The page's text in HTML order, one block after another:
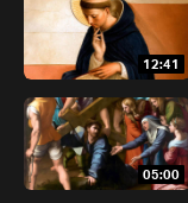
12:41
05:00